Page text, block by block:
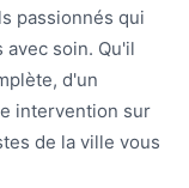
passionnés qui
soin. Qu'il
d'un
intervention sur
de la ville vous